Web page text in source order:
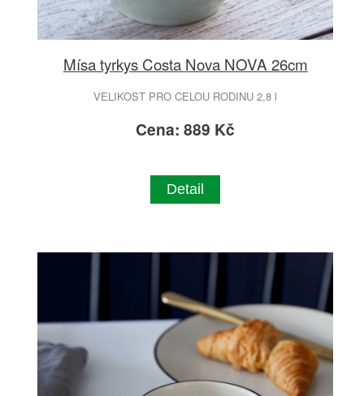
Mísa tyrkys Costa Nova NOVA 26cm
VELIKOST PRO CELOU RODINU 2,8 l
Cena: 889 Kč
Detail